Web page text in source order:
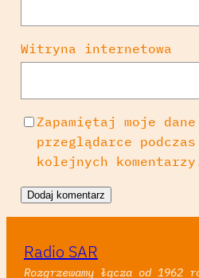
Witryna internetowa
Zapamiętaj moje
przeglądarce
kolejnych
Radio SAR
Rozgrzewamy łącza od 1962